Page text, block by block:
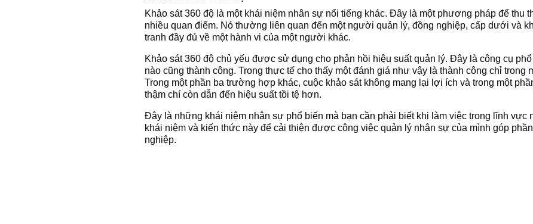
Khảo sát 360 độ là một khái niệm nhân sự nổi tiếng khác. Đây là một phương pháp để thu
nhiều quan điểm. Nó thường liên quan đến một người quản lý, đồng nghiệp, cấp dưới và
tranh đầy đủ về một hành vi của một người khác.
Khảo sát 360 độ chủ yếu được sử dụng cho phản hồi hiệu suất quản lý. Đây là công cụ
nào cũng thành công. Trong thực tế cho thấy một đánh giá như vậy là thành công chỉ trong
Trong một phần ba trường hợp khác, cuộc khảo sát không mang lại lợi ích và trong một
thậm chí còn dẫn đến hiệu suất tồi tệ hơn.
Đây là những khái niệm nhân sự phổ biến mà bạn cần phải biết khi làm việc trong lĩnh vực
khái niệm và kiến thức này để cải thiện được công việc quản lý nhân sự của mình góp
nghiệp.